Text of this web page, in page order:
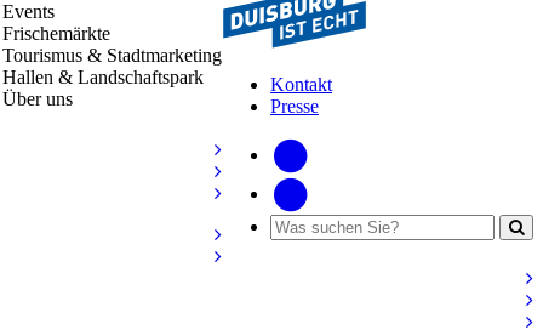
Kontakt
Presse
Events
Frischemärkte
Tourismus & Stadtmarketing
Hallen & Landschaftspark
Über uns